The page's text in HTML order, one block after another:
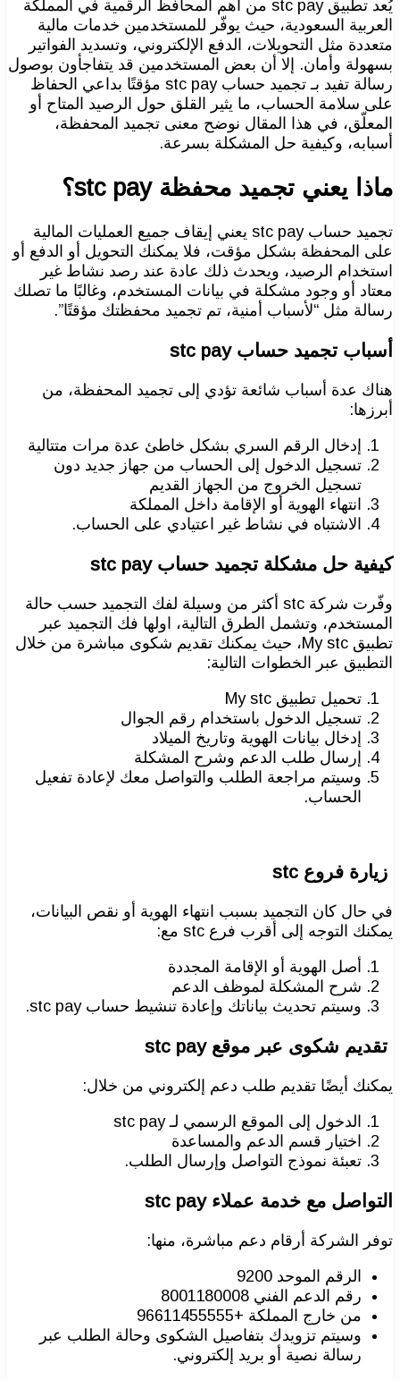
يُعد تطبيق stc pay من أهم المحافظ الرقمية في المملكة
العربية السعودية، حيث يوفّر للمستخدمين خدمات مالية
متعددة مثل التحويلات، الدفع الإلكتروني، وتسديد الفواتير
بسهولة وأمان. إلا أن بعض المستخدمين قد يتفاجأون بوصول
رسالة تفيد بـ تجميد حساب stc pay مؤقتًا بداعي الحفاظ
على سلامة الحساب، ما يثير القلق حول الرصيد المتاح أو
المعلّق، في هذا المقال نوضح معنى تجميد المحفظة،
أسبابه، وكيفية حل المشكلة بسرعة.
ماذا يعني تجميد محفظة stc pay؟
تجميد حساب stc pay يعني إيقاف جميع العمليات المالية
على المحفظة بشكل مؤقت، فلا يمكنك التحويل أو الدفع أو
استخدام الرصيد، ويحدث ذلك عادة عند رصد نشاط غير
معتاد أو وجود مشكلة في بيانات المستخدم، وغالبًا ما تصلك
رسالة مثل “لأسباب أمنية، تم تجميد محفظتك مؤقتًا”.
أسباب تجميد حساب stc pay
هناك عدة أسباب شائعة تؤدي إلى تجميد المحفظة، من
أبرزها:
إدخال الرقم السري بشكل خاطئ عدة مرات متتالية
تسجيل الدخول إلى الحساب من جهاز جديد دون
تسجيل الخروج من الجهاز القديم
انتهاء الهوية أو الإقامة داخل المملكة
الاشتباه في نشاط غير اعتيادي على الحساب.
كيفية حل مشكلة تجميد حساب stc pay
وفّرت شركة stc أكثر من وسيلة لفك التجميد حسب حالة
المستخدم، وتشمل الطرق التالية، اولها فك التجميد عبر
تطبيق My stc، حيث يمكنك تقديم شكوى مباشرة من خلال
التطبيق عبر الخطوات التالية:
تحميل تطبيق My stc
تسجيل الدخول باستخدام رقم الجوال
إدخال بيانات الهوية وتاريخ الميلاد
إرسال طلب الدعم وشرح المشكلة
وسيتم مراجعة الطلب والتواصل معك لإعادة تفعيل
الحساب.
زيارة فروع stc
في حال كان التجميد بسبب انتهاء الهوية أو نقص البيانات،
يمكنك التوجه إلى أقرب فرع stc مع:
أصل الهوية أو الإقامة المجددة
شرح المشكلة لموظف الدعم
وسيتم تحديث بياناتك وإعادة تنشيط حساب stc pay.
تقديم شكوى عبر موقع stc pay
يمكنك أيضًا تقديم طلب دعم إلكتروني من خلال:
الدخول إلى الموقع الرسمي لـ stc pay
اختيار قسم الدعم والمساعدة
تعبئة نموذج التواصل وإرسال الطلب.
التواصل مع خدمة عملاء stc pay
توفر الشركة أرقام دعم مباشرة، منها:
الرقم الموحد 9200
رقم الدعم الفني 8001180008
من خارج المملكة +96611455555
وسيتم تزويدك بتفاصيل الشكوى وحالة الطلب عبر
رسالة نصية أو بريد إلكتروني.